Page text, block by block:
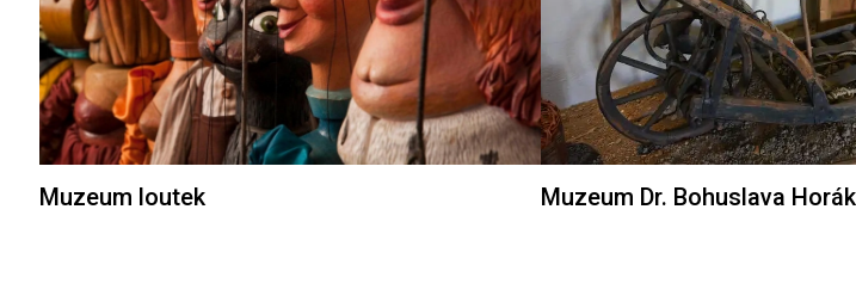
Muzeum loutek Muzeum Dr. Bohuslava